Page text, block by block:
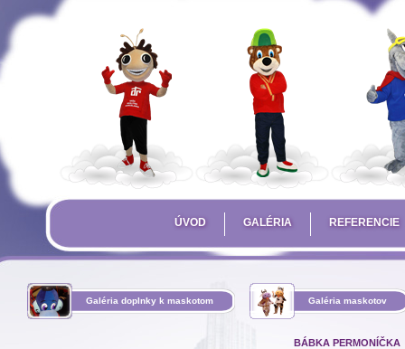
ÚVOD GALÉRIA REFERENCIE
Galéria doplnky k maskotom Galéria maskotov
BÁBKA PERMONÍČKA